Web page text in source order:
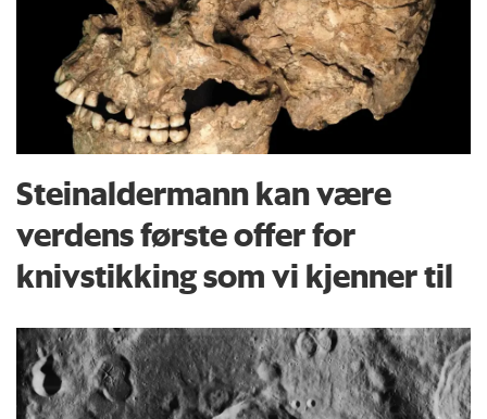
Steinaldermann kan være
verdens første offer for
knivstikking som vi kjenner til